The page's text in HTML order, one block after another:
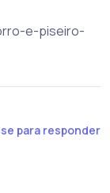
e-piseiro-
para responder